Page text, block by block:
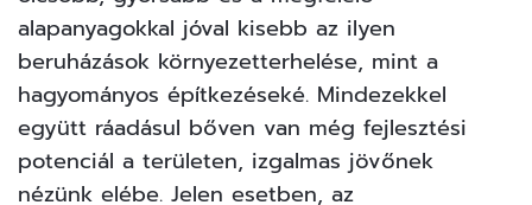
alapanyagokkal jóval kisebb az ilyen
beruházások környezetterhelése, mint a
hagyományos építkezéseké. Mindezekkel
együtt ráadásul bőven van még fejlesztési
potenciál a területen, izgalmas jövőnek
nézünk elébe. Jelen esetben, az